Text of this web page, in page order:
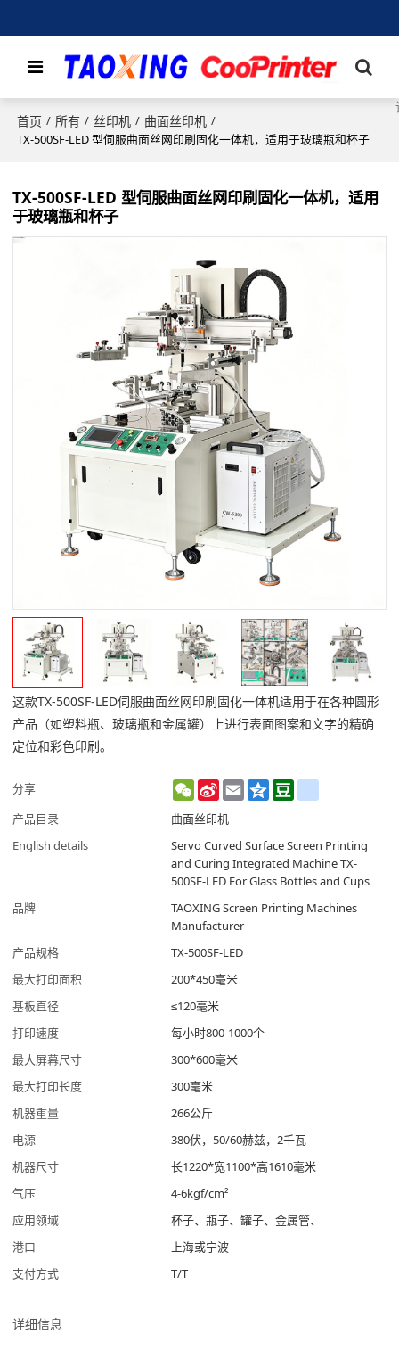
首页 / 所有 / 丝印机 / 曲面丝印机 /
TX-500SF-LED 型伺服曲面丝网印刷固化一体机，适用于玻璃瓶和杯子
TX-500SF-LED 型伺服曲面丝网印刷固化一体机，适用
于玻璃瓶和杯子
这款TX-500SF-LED伺服曲面丝网印刷固化一体机适用于在各种圆形
产品（如塑料瓶、玻璃瓶和金属罐）上进行表面图案和文字的精确
定位和彩色印刷。
分享 WeChat
Sina
Weibo
EmailQzone
产品目录
曲面丝印机
English details
Servo Curved Surface Screen Printing
and Curing Integrated Machine TX-
500SF-LED For Glass Bottles and Cups
品牌
TAOXING Screen Printing Machines
Manufacturer
产品规格
TX-500SF-LED
最大打印面积
200*450毫米
基板直径
≤120毫米
打印速度
每小时800-1000个
最大屏幕尺寸
300*600毫米
最大打印长度
300毫米
机器重量
266公斤
电源
380伏，50/60赫兹，2千瓦
机器尺寸
长1220*宽1100*高1610毫米
气压
4-6kgf/cm²
应用领域
杯子、瓶子、罐子、金属管、
港口
上海或宁波
支付方式
T/T
详细信息